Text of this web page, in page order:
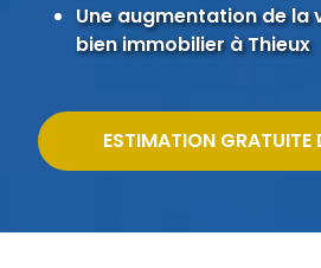
Une augmentation de la
bien immobilier à Thieux
ESTIMATION GRATUITE